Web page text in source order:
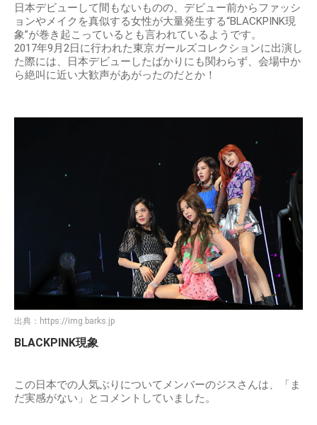
日本デビューして間もないものの、デビュー前からファッシ
ョンやメイクを真似する女性が大量発生する“BLACKPINK現
象”が巻き起こっているとも言われているようです。
2017年9月2日に行われた東京ガールズコレクションに出演し
た際には、日本デビューしたばかりにも関わらず、会場中か
ら絶叫に近い大歓声があがったのだとか！
出典： https://img.barks.jp
BLACKPINK現象
この日本での人気ぶりについてメンバーのジスさんは、「ま
だ実感がない」とコメントしていました。